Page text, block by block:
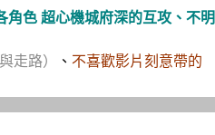
角色 超心機城府深的互攻、不明
走路） 、 不喜歡影片刻意帶的